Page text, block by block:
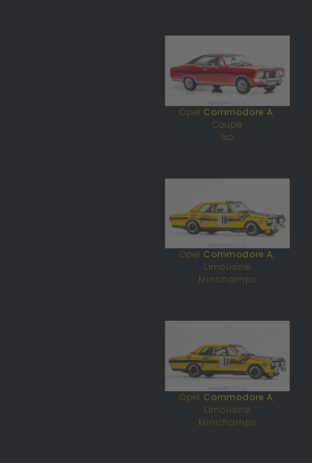
Opel Commodore A,
Coupé
Ixo
Opel Commodore A,
Limousine
Minichamps
Opel Commodore A,
Limousine
Minichamps